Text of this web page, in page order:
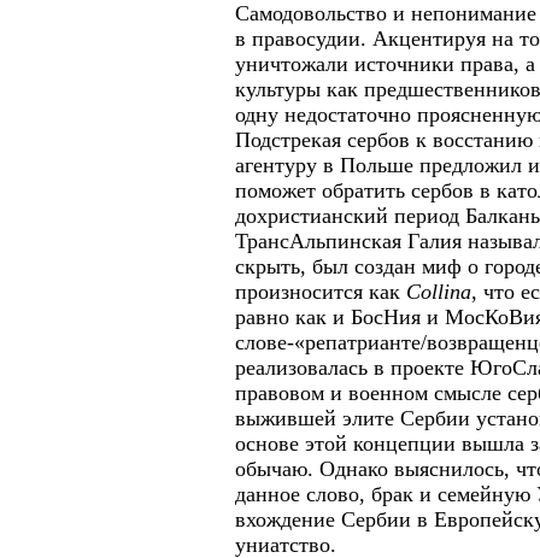
Самодовольство и
в правосудии. Акцентируя на
уничтожали источники права,
культуры как
одну недостаточно
Подстрекая сербов к
агентуру в Польше предложил
поможет обратить сербов в
дохристианский период
ТрансАльпинская Галия
скрыть, был создан миф о
произносится как Collina, что
равно как и БосНия и
слове-«репатрианте/
реализовалась в проекте
правовом и военном смысле
выжившей элите Сербии
основе этой концепции вышла
обычаю. Однако выяснилось,
данное слово, брак и
вхождение Сербии в
униатство.